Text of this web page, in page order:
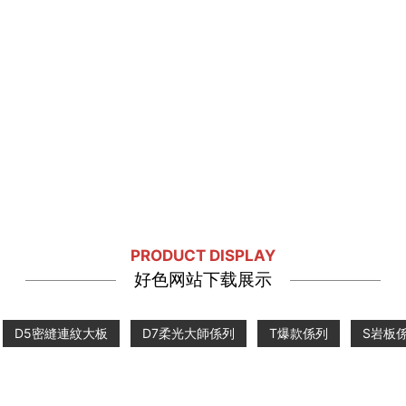
PRODUCT DISPLAY
好色网站下载展示
D5密縫連紋大板 D7柔光大師係列 T爆款係列 S岩板